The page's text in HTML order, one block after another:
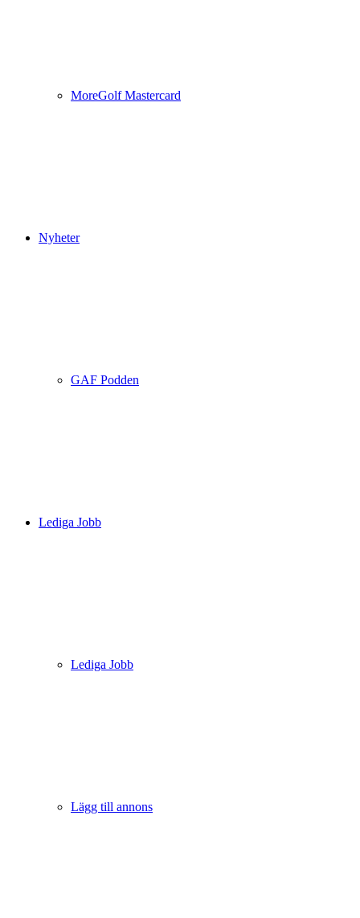
MoreGolf Mastercard
Nyheter
GAF Podden
Lediga Jobb
Lediga Jobb
Lägg till annons